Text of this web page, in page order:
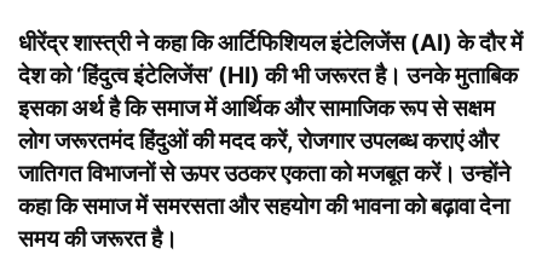
धीरेंद्र शास्त्री ने कहा कि आर्टिफिशियल इंटेलिजेंस (AI) के दौर में
देश को ‘हिंदुत्व इंटेलिजेंस’ (HI) की भी जरूरत है। उनके मुताबिक
इसका अर्थ है कि समाज में आर्थिक और सामाजिक रूप से सक्षम
लोग जरूरतमंद हिंदुओं की मदद करें, रोजगार उपलब्ध कराएं और
जातिगत विभाजनों से ऊपर उठकर एकता को मजबूत करें। उन्होंने
कहा कि समाज में समरसता और सहयोग की भावना को बढ़ावा देना
समय की जरूरत है।